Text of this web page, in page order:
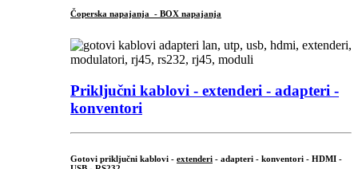
Čoperska napajanja - BOX napajanja
Priključni kablovi - extenderi - adapteri -
konventori
Gotovi priključni kablovi - extenderi - adapteri - konventori - HDMI -